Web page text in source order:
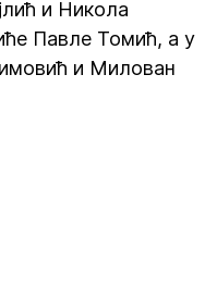
и Никола
Павле Томић, а у
и Милован